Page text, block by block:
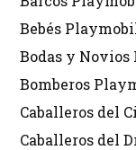
Bebés
Bodas y
Bomberos
Caballeros del
Caballeros del